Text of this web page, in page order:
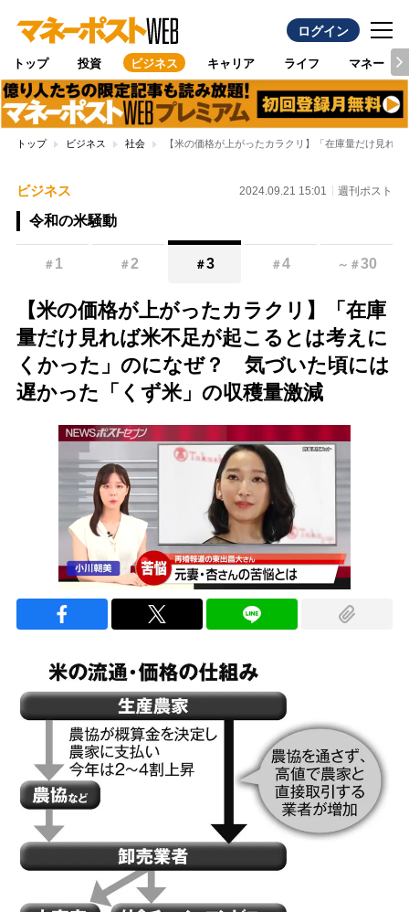
ログイン
トップ 投資 ビジネス キャリア ライフ マネー
トップ ビジネス 社会 【米の価格が上がったカラクリ】「在庫量だけ見れ
ビジネス 2024.09.21 15:01 週刊ポスト
令和の米騒動
＃ 1 ＃2 ＃3 ＃4 ～ ＃30
【米の価格が上がったカラクリ】「在庫
量だけ見れば米不足が起こるとは考えに
くかった」のになぜ？ 気づいた頃には
遅かった「くず米」の収穫量激減